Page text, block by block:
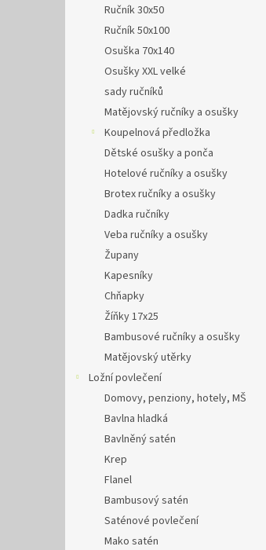
Ručník 30x50
Ručník 50x100
Osuška 70x140
Osušky XXL velké
sady ručníků
Matějovský ručníky a osušky
Koupelnová předložka
Dětské osušky a ponča
Hotelové ručníky a osušky
Brotex ručníky a osušky
Dadka ručníky
Veba ručníky a osušky
Župany
Kapesníky
Chňapky
Žíňky 17x25
Bambusové ručníky a osušky
Matějovský utěrky
Ložní povlečení
Domovy, penziony, hotely, MŠ
Bavlna hladká
Bavlněný satén
Krep
Flanel
Bambusový satén
Saténové povlečení
Mako satén